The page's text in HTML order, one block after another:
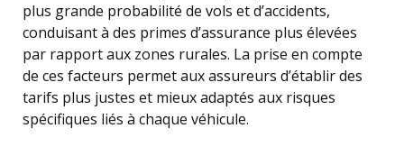
plus grande probabilité de vols et d’accidents,
conduisant à des primes d’assurance plus élevées
par rapport aux zones rurales. La prise en compte
de ces facteurs permet aux assureurs d’établir des
tarifs plus justes et mieux adaptés aux risques
spécifiques liés à chaque véhicule.